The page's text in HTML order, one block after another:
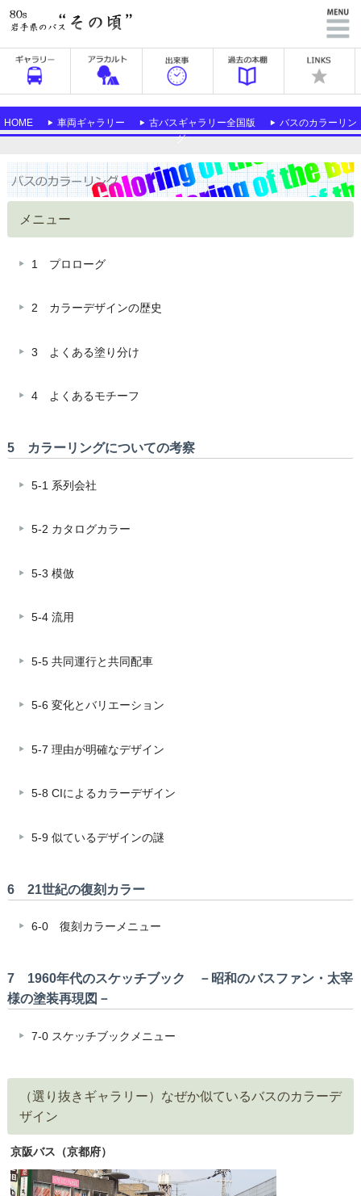
HOME 車両ギャラリー 古バスギャラリー全国版
バスのカラーリン
グ
メニュー
1 プロローグ
2 カラーデザインの歴史
3 よくある塗り分け
4 よくあるモチーフ
5 カラーリングについての考察
5-1 系列会社
5-2 カタログカラー
5-3 模倣
5-4 流用
5-5 共同運行と共同配車
5-6 変化とバリエーション
5-7 理由が明確なデザイン
5-8 CIによるカラーデザイン
5-9 似ているデザインの謎
6 21世紀の復刻カラー
6-0 復刻カラーメニュー
7 1960年代のスケッチブック －昭和のバスファン・太宰
様の塗装再現図－
7-0 スケッチブックメニュー
（選り抜きギャラリー）なぜか似ているバスのカラーデ
ザイン
京阪バス（京都府）